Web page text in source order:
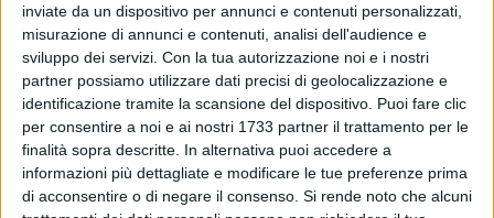
inviate da un dispositivo per annunci e contenuti personalizzati,
misurazione di annunci e contenuti, analisi dell'audience e
sviluppo dei servizi. Con la tua autorizzazione noi e i nostri
partner possiamo utilizzare dati precisi di geolocalizzazione e
identificazione tramite la scansione del dispositivo. Puoi fare clic
per consentire a noi e ai nostri 1733 partner il trattamento per le
finalità sopra descritte. In alternativa puoi accedere a
informazioni più dettagliate e modificare le tue preferenze prima
di acconsentire o di negare il consenso. Si rende noto che alcuni
particolarmente sentita in Svezia, dove per l'occasione si
celebra la giornata più corta dell'anno attraverso riti
particolarmente suggestivi.
Le celebrazioni per la festa di Santa Lucia a Barletta hanno
avuto inizio sin dalle prime ore della giornata con una serie
di messe, fino ad arrivare alla solenne liturgia delle 18:30,
celebrata presso la Chiesa di Santa Lucia dal vescovo